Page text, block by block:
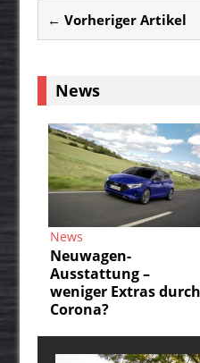
← Vorheriger Artikel
News
durch
Autobranche in der
Corona-Krise, Teil 2